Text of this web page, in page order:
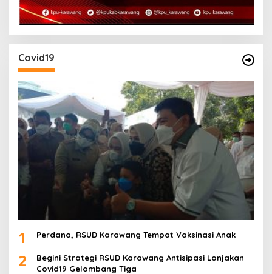
Covid19
1 Perdana, RSUD Karawang Tempat Vaksinasi Anak
2
Begini Strategi RSUD Karawang Antisipasi Lonjakan
Covid19 Gelombang Tiga